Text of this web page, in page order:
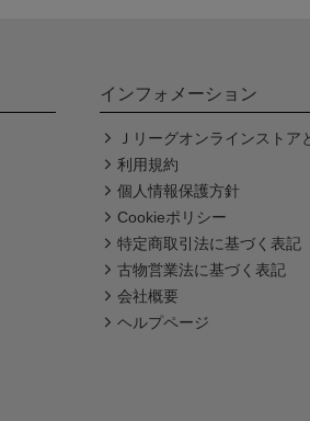
インフォメーション
Ｊリーグオンラインストア
利用規約
個人情報保護方針
Cookieポリシー
特定商取引法に基づく表記
古物営業法に基づく表記
会社概要
ヘルプページ